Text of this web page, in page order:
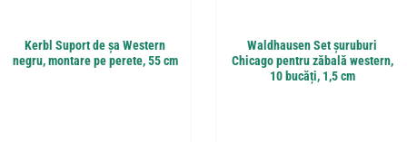
Kerbl Suport de șa Western
negru, montare pe perete, 55 cm
Waldhausen Set șuruburi
Chicago pentru zăbală western,
10 bucăți, 1,5 cm